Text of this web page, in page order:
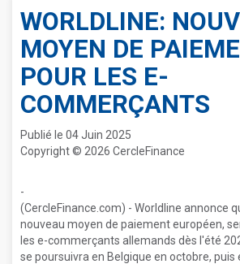
WORLDLINE:
MOYEN DE
POUR LES E-
COMMERÇANTS
Publié le 04 Juin 2025
Copyright © 2026 CercleFinance
-
(CercleFinance.com) - Worldline annonce
nouveau moyen de paiement européen,
les e-commerçants allemands dès l'été
se poursuivra en Belgique en octobre, puis